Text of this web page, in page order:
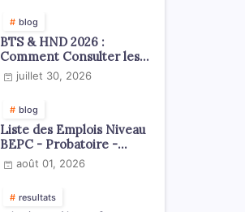
blog
BTS & HND 2026 :
Comment Consulter les
Résultats ?
juillet 30, 2026
blog
Liste des Emplois Niveau
BEPC - Probatoire -
Baccalauréat dispoblible
en 2026
août 01, 2026
resultats